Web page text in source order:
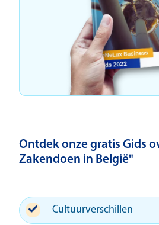
Ontdek onze gratis Gids
Zakendoen in België"
Cultuurverschillen